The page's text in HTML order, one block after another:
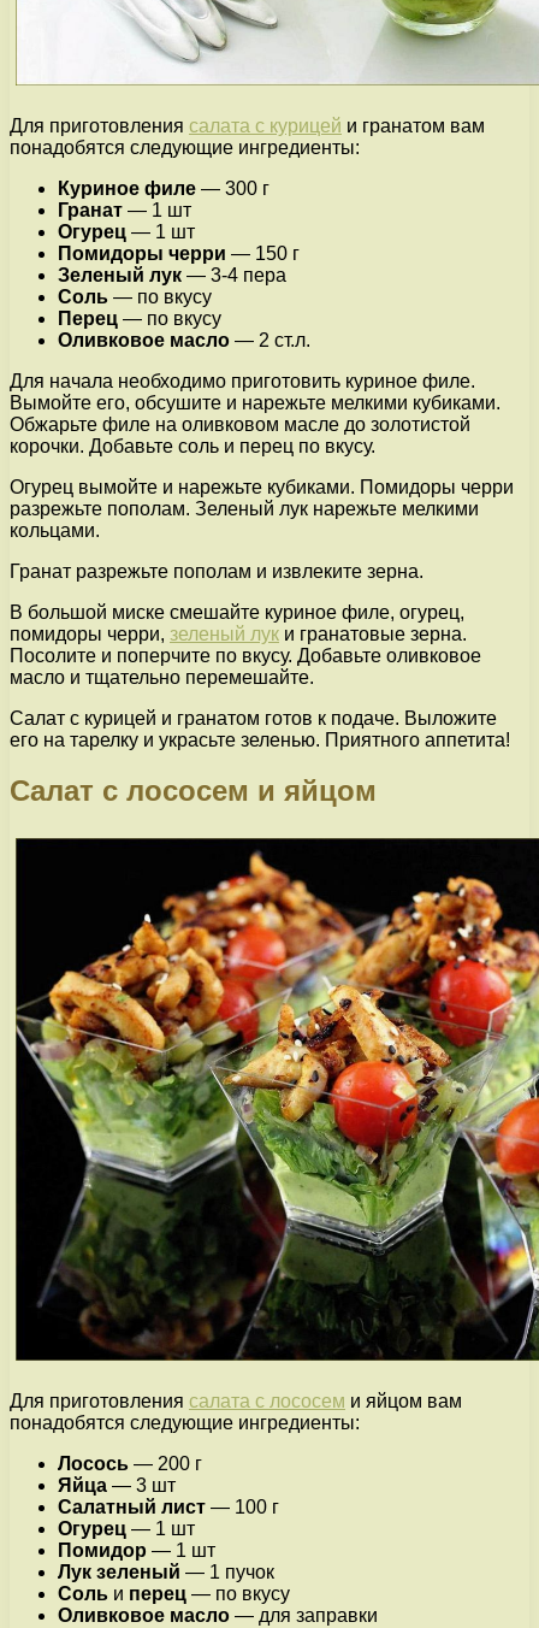
Для приготовления салата с курицей и гранатом вам
понадобятся следующие ингредиенты:
Куриное филе — 300 г
Гранат — 1 шт
Огурец — 1 шт
Помидоры черри — 150 г
Зеленый лук — 3-4 пера
Соль — по вкусу
Перец — по вкусу
Оливковое масло — 2 ст.л.
Для начала необходимо приготовить куриное филе.
Вымойте его, обсушите и нарежьте мелкими кубиками.
Обжарьте филе на оливковом масле до золотистой
корочки. Добавьте соль и перец по вкусу.
Огурец вымойте и нарежьте кубиками. Помидоры черри
разрежьте пополам. Зеленый лук нарежьте мелкими
кольцами.
Гранат разрежьте пополам и извлеките зерна.
В большой миске смешайте куриное филе, огурец,
помидоры черри, зеленый лук и гранатовые зерна.
Посолите и поперчите по вкусу. Добавьте оливковое
масло и тщательно перемешайте.
Салат с курицей и гранатом готов к подаче. Выложите
его на тарелку и украсьте зеленью. Приятного аппетита!
Салат с лососем и яйцом
Для приготовления салата с лососем и яйцом вам
понадобятся следующие ингредиенты:
Лосось — 200 г
Яйца — 3 шт
Салатный лист — 100 г
Огурец — 1 шт
Помидор — 1 шт
Лук зеленый — 1 пучок
Соль и перец — по вкусу
Оливковое масло — для заправки